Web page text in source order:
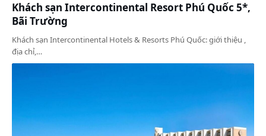
Khách sạn Intercontinental Resort Phú Quốc 5*,
Bãi Trường
Khách sạn Intercontinental Hotels & Resorts Phú Quốc: giới thiệu ,
địa chỉ,…